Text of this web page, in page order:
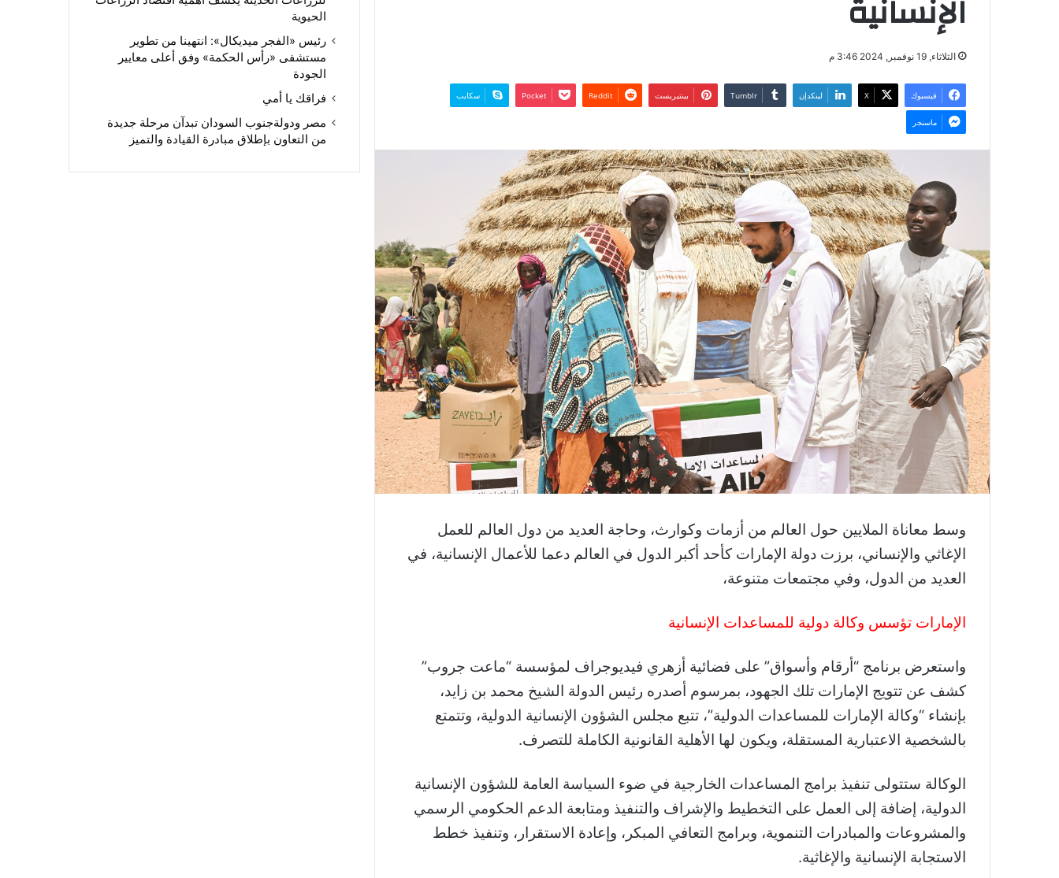
الإنسانية
الثلاثاء, 19 نوفمبر, 2024 3:46 م
فيسبوك ‫X لينكدإن بينتيريست ‫Pocket سكايب
ماسنجر
وسط معاناة الملايين حول العالم من أزمات وكوارث، وحاجة العديد من دول العالم للعمل
الإغاثي والإنساني، برزت دولة الإمارات كأحد أكبر الدول في العالم دعما للأعمال الإنسانية، في
العديد من الدول، وفي مجتمعات متنوعة،
الإمارات تؤسس وكالة دولية للمساعدات الإنسانية
واستعرض برنامج “أرقام وأسواق” على فضائية أزهري فيديوجراف لمؤسسة “ماعت جروب”
كشف عن تتويج الإمارات تلك الجهود، بمرسوم أصدره رئيس الدولة الشيخ محمد بن زايد،
بإنشاء “وكالة الإمارات للمساعدات الدولية”، تتبع مجلس الشؤون الإنسانية الدولية، وتتمتع
بالشخصية الاعتبارية المستقلة، ويكون لها الأهلية القانونية الكاملة للتصرف.
الوكالة ستتولى تنفيذ برامج المساعدات الخارجية في ضوء السياسة العامة للشؤون الإنسانية
الدولية، إضافة إلى العمل على التخطيط والإشراف والتنفيذ ومتابعة الدعم الحكومي الرسمي
والمشروعات والمبادرات التنموية، وبرامج التعافي المبكر، وإعادة الاستقرار، وتنفيذ خطط
الاستجابة الإنسانية والإغاثية.
الحيوية
رئيس «الفجر ميديكال»: انتهينا من تطوير
مستشفى «رأس الحكمة» وفق أعلى معايير
الجودة
فراقك يا أمي
مصر ودولةجنوب السودان تبدآن مرحلة جديدة
من التعاون بإطلاق مبادرة القيادة والتميز